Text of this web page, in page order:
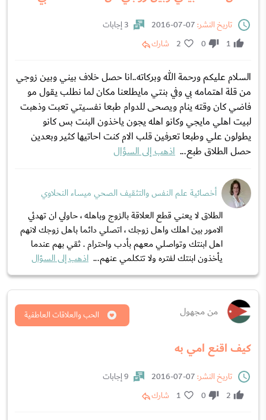
تاريخ النشر:
3 إجابات
1
0
2 شارك
السلام عليكم ورحمة الله وبركاته..انا حصل خلاف بيني وبين زوجي
من قلة اهتمامه بي وفي بنتي مايطلعنا مكان لما نطلب يقول مو
فاضي كان وقته ينام ويصحى للدوام طبعا نفسيتي تعبت وذهبت
لبيت اهلي مايجي وكانو اهله يجون ياخذون البنت بس كانو
يطولون علي وطبعا تعرفين قلب الام كنت احاتيها كثير وبعدين
حصل الطلاق طبع... اذهب إلى السؤال
أخصائية علم النفس والتثقيف الصحي ميساء النحلاوي
الطلاق لا يعني قطع العلاقة بالزوج وباهله ، حاولي ان تهدئي
الامور بين اهلك واهل زوجك ، اتصلي دائما باهل زوجك لانهم
اهل ابنتك وتواصلي معهم بأدب واحترام . ثقي بهم عندما
يأخذون ابنتك لفتره ولا تتكلمي عنهم... اذهب إلى السؤال
من مجهول
كيف اقنع امي به
الحب والعلاقات العاطفية
تاريخ النشر:
9 إجابات
2
0
1 شارك